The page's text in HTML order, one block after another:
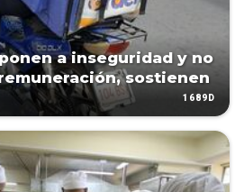
a inseguridad y no
sostienen
1689D